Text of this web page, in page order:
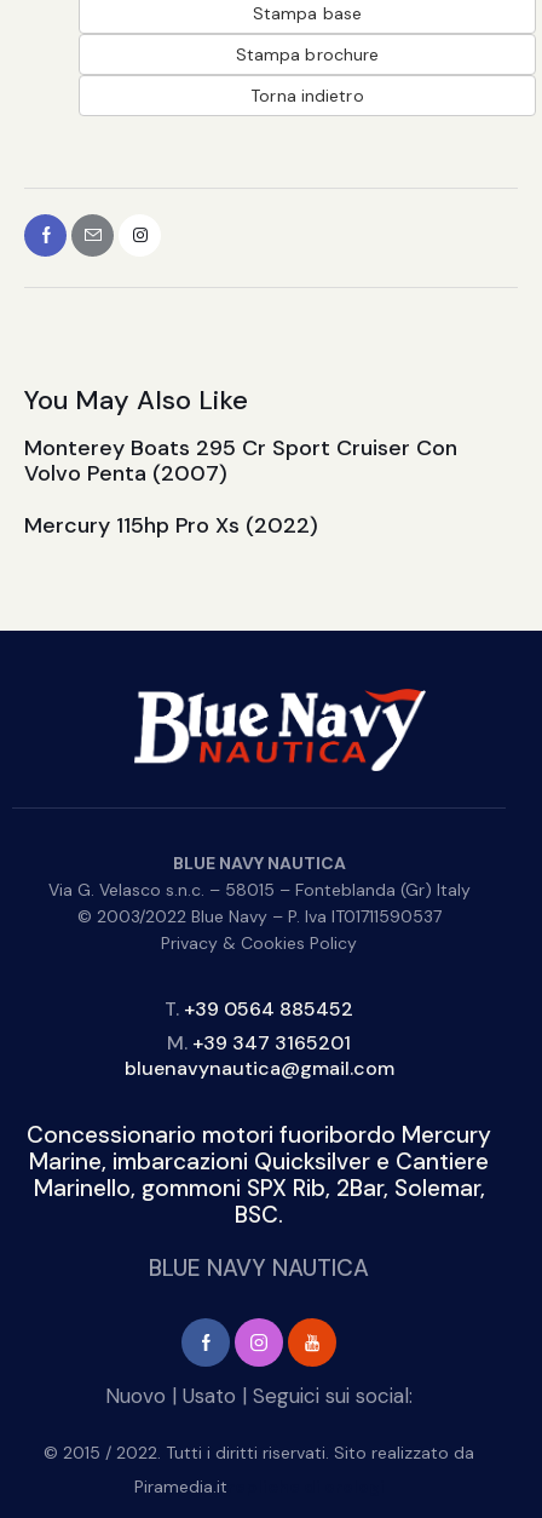
Stampa base
Stampa brochure
Torna indietro
You May Also Like
Monterey Boats 295 Cr Sport Cruiser Con
Volvo Penta (2007)
Mercury 115hp Pro Xs (2022)
BLUE NAVY NAUTICA
Via G. Velasco s.n.c. – 58015 – Fonteblanda (Gr) Italy
© 2003/2022 Blue Navy – P. Iva IT01711590537
Privacy & Cookies Policy
T. +39 0564 885452
M. +39 347 3165201
bluenavynautica@gmail.com
Concessionario motori fuoribordo Mercury
Marine, imbarcazioni Quicksilver e Cantiere
Marinello, gommoni SPX Rib, 2Bar, Solemar,
BSC.
BLUE NAVY NAUTICA
© 2015 / 2022. Tutti i diritti riservati. Sito realizzato da
Piramedia.it
Nuovo | Usato | Seguici sui social: